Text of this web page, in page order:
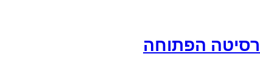
הפתוחה